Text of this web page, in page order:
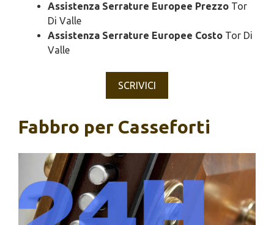
Assistenza Serrature Europee Prezzo Tor
Di Valle
Assistenza Serrature Europee Costo Tor Di
Valle
SCRIVICI
Fabbro per Casseforti